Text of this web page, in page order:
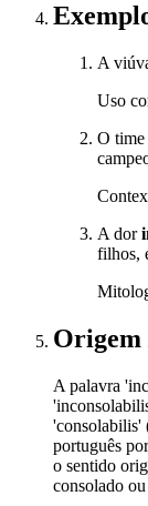
A
Uso
O
A dor
filhos,
Origem
A palavra
'consolabilis'
português
o sentido
consolado